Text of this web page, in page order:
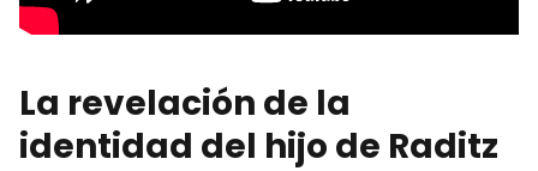
La revelación de la
identidad del hijo de Raditz